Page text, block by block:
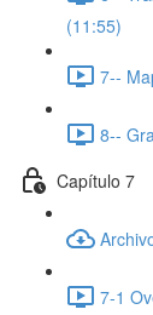
(11:55)
7--
8--
Capítulo 7
7-1